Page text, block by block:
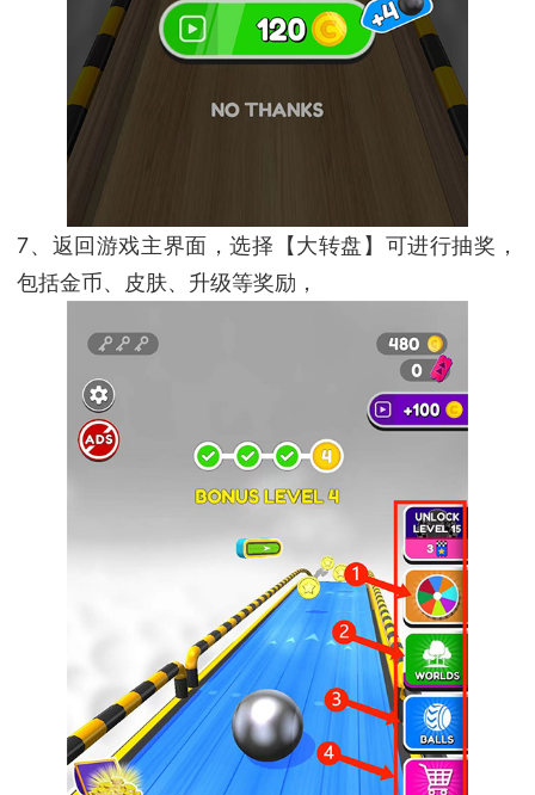
7、返回游戏主界面，选择【大转盘】可进行抽奖，
包括金币、皮肤、升级等奖励，